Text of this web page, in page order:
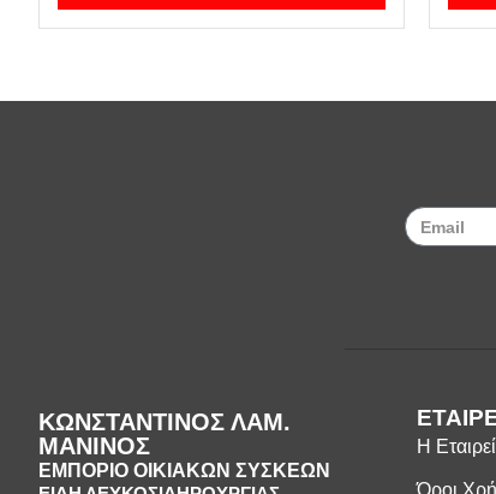
ΚΩΝΣΤΑΝΤΙΝΟΣ ΛΑΜ.
ΜΑΝΙΝΟΣ
ΕΜΠΟΡΙΟ ΟΙΚΙΑΚΩΝ ΣΥΣΚΕΩΝ
Η
Όροι